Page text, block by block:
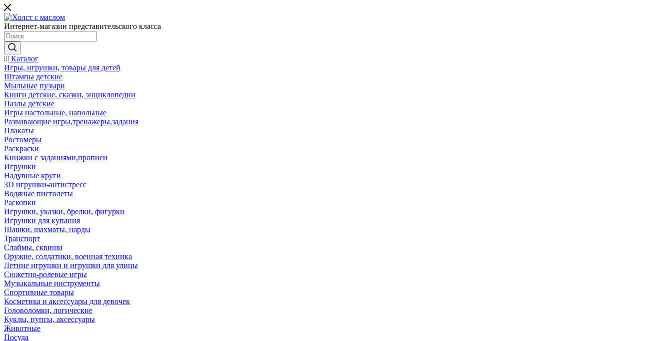
Интернет-магазин представительского класса
Каталог
Игры, игрушки, товары для детей
Штампы детские
Мыльные пузыри
Книги детские, сказки, энциклопедии
Пазлы детские
Игры настольные, напольные
Развивающие игры,тренажеры,задания
Плакаты
Ростомеры
Раскраски
Книжки с заданиями,прописи
Игрушки
Надувные круги
3D игрушки-антистресс
Водяные пистолеты
Раскопки
Игрушки, указки, брелки, фигурки
Игрушки для купания
Шашки, шахматы, нарды
Транспорт
Слаймы, сквиши
Оружие, солдатики, военная техника
Летние игрушки и игрушки для улицы
Сюжетно-ролевые игры
Музыкальные инструменты
Спортивные товары
Косметика и аксессуары для девочек
Головоломки, логические
Куклы, пупсы, аксессуары
Животные
Посуда